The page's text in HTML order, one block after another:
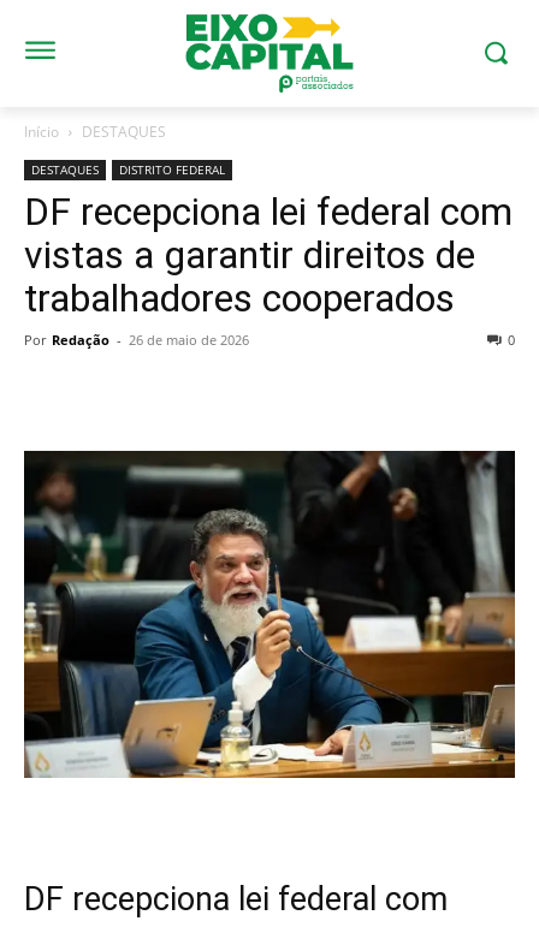
Início DESTAQUES
DESTAQUES DISTRITO FEDERAL
DF recepciona lei federal com
vistas a garantir direitos de
trabalhadores cooperados
Por Redação - 26 de maio de 2026 0
DF recepciona lei federal com